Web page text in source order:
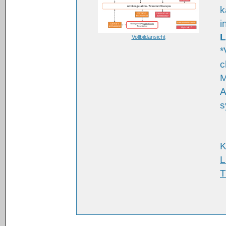
Vollbildansicht